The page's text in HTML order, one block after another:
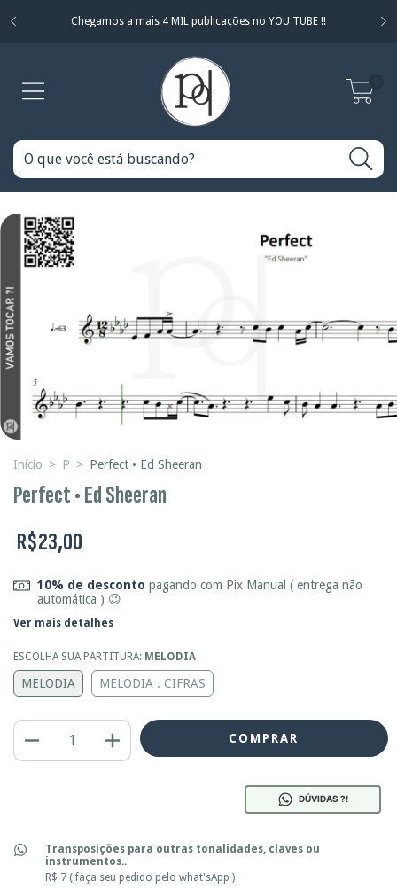
Chegamos a mais 4 MIL publicações no YOU TUBE !!
Início > P > Perfect • Ed Sheeran
Perfect • Ed Sheeran
R$23,00
10% de desconto pagando com Pix Manual ( entrega não
automática ) 😉
Ver mais detalhes
ESCOLHA SUA PARTITURA: MELODIA
MELODIA MELODIA . CIFRAS
DÚVIDAS ?!
Transposições para outras tonalidades, claves ou
instrumentos..
R$ 7 ( faça seu pedido pelo what'sApp )